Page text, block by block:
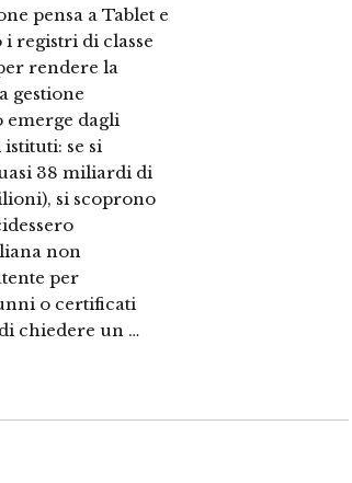
pensa a Tablet e
registri di classe
rendere la
gestione
emerge dagli
se si
38 miliardi di
si scoprono
non
per
o certificati
chiedere un …